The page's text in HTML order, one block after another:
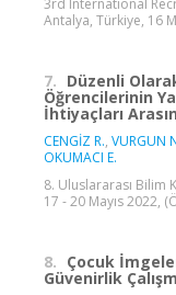
3rd International
Antalya, Türkiye, 16
7. Düzenli
Öğrencilerinin
İhtiyaçları
CENGİZ R., VURGUN
OKUMACI E.
8. Uluslararası Bilim
17 - 20 Mayıs 2022,
8. Çocuk
Güvenirlik